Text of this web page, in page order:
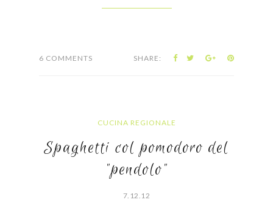
6 COMMENTS SHARE:
CUCINA REGIONALE
Spaghetti col pomodoro del
"pendolo"
7.12.12